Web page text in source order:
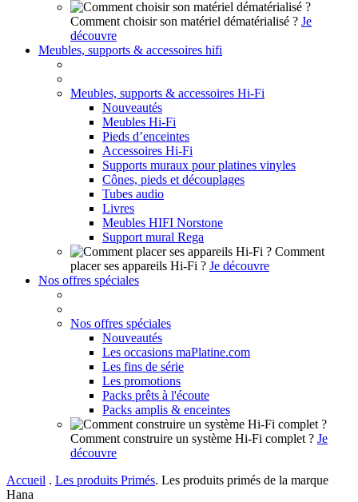
Comment choisir son matériel dématérialisé ? Je
découvre
Meubles, supports & accessoires hifi
Meubles, supports & accessoires Hi-Fi
Nouveautés
Meubles Hi-Fi
Pieds d’enceintes
Accessoires Hi-Fi
Supports muraux pour platines vinyles
Cônes, pieds et découplages
Tubes audio
Livres
Meubles HIFI Norstone
Support mural Rega
Comment
placer ses appareils Hi-Fi ? Je découvre
Nos offres spéciales
Nos offres spéciales
Nouveautés
Les occasions maPlatine.com
Les fins de série
Les promotions
Packs prêts à l'écoute
Packs amplis & enceintes
Comment construire un système Hi-Fi complet ? Je
découvre
Accueil . Les produits Primés. Les produits primés de la marque
Hana